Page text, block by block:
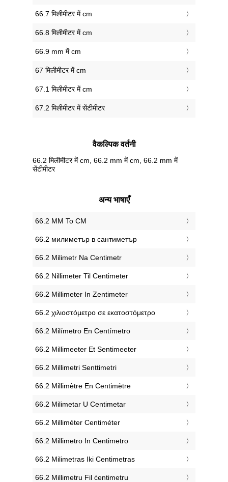
66.7 मिलीमीटर में cm
66.8 मिलीमीटर में cm
66.9 mm में cm
67 मिलीमीटर में cm
67.1 मिलीमीटर में cm
67.2 मिलीमीटर में सेंटीमीटर
वैकल्पिक वर्तनी
66.2 मिलीमीटर में cm, 66.2 mm में cm, 66.2 mm में
सेंटीमीटर
अन्य भाषाएँ
‎66.2 MM To CM
‎66.2 милиметър в сантиметър
‎66.2 Milimetr Na Centimetr
‎66.2 Nillimeter Til Centimeter
‎66.2 Millimeter In Zentimeter
‎66.2 χιλιοστόμετρο σε εκατοστόμετρο
‎66.2 Milímetro En Centímetro
‎66.2 Millimeeter Et Sentimeeter
‎66.2 Millimetri Senttimetri
‎66.2 Millimètre En Centimètre
‎66.2 Milimetar U Centimetar
‎66.2 Milliméter Centiméter
‎66.2 Millimetro In Centimetro
‎66.2 Milimetras Iki Centimetras
‎66.2 Millimetru Fil ċentimetru